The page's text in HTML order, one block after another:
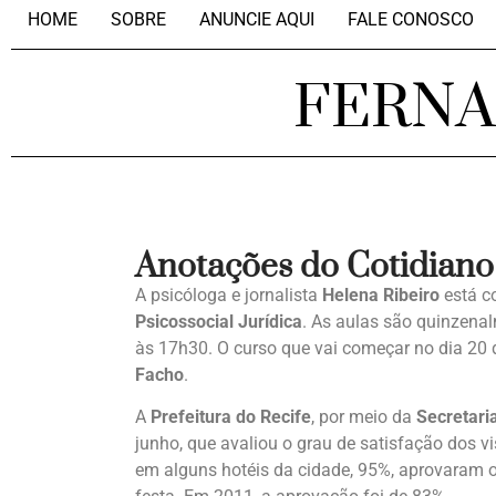
HOME SOBRE ANUNCIE AQUI FALE CONOSCO
Anotações do Cotidiano
A psicóloga e jornalista Helena Ribeiro está
Psicossocial Jurídica. As aulas são
às 17h30. O curso que vai começar no dia
Facho.
A Prefeitura do Recife, por meio da
junho, que avaliou o grau de satisfação dos
em alguns hotéis da cidade, 95%, aprovaram